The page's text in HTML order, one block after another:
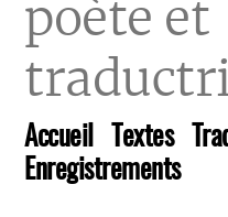
poète et
Accueil Textes
Enregistrements